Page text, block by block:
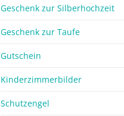
Geschenk zur Silberhochzeit
Geschenk zur Taufe
Gutschein
Kinderzimmerbilder
Schutzengel